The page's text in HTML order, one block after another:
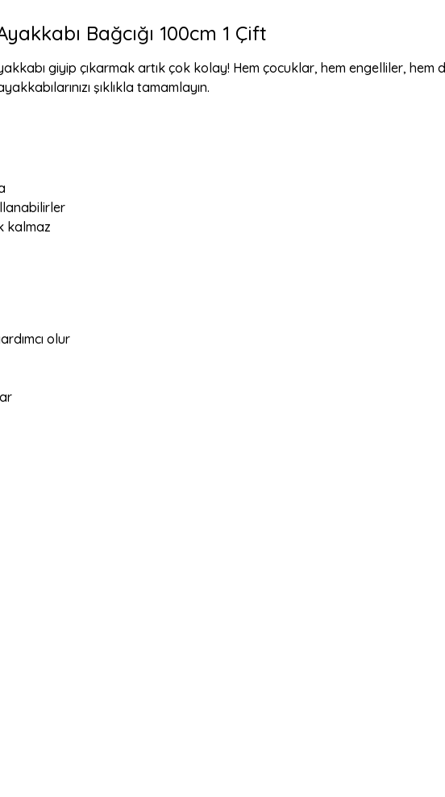
Bağcığı 100cm 1 Çift
giyip çıkarmak artık çok kolay! Hem çocuklar, hem engelliler, hem
şıklıkla tamamlayın.
kalmaz
olur